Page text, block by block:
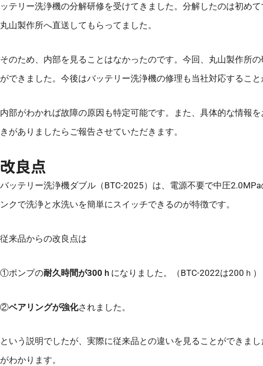
ッテリー洗浄機の分解研修を受けてきました。分解したのは初め
丸山製作所へ直送してもらってました。
そのため、内部を見ることはなかったのです。今回、丸山製作所
ができました。今後はバッテリー洗浄機の修理も当社対応すること
内部がわかれば故障の原因も特定可能です。また、具体的な情報
きがありましたらご報告させていただきます。
改良点
バッテリー洗浄機ダブル（BTC-2025）は、電源不要で中圧
ンクで洗浄と水洗いを簡単にスイッチできるのが特徴です。
従来品からの改良点は
①ポンプの耐久時間が300ｈ になりました。（BTC-2022は200ｈ）
②ベアリングが強化されました。
という説明でしたが、実際に従来品との違いを見ることができま
がわかります。